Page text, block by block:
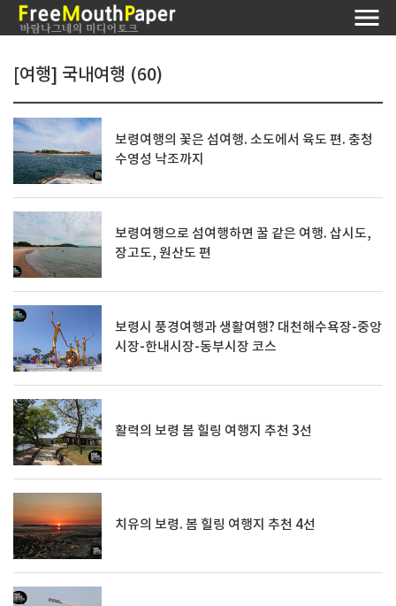
[여행] 국내여행 (60)
보령여행의 꽃은 섬여행. 소도에서 육도 편. 충청
수영성 낙조까지
보령여행으로 섬여행하면 꿀 같은 여행. 삽시도,
장고도, 원산도 편
보령시 풍경여행과 생활여행? 대천해수욕장-중앙
시장-한내시장-동부시장 코스
활력의 보령 봄 힐링 여행지 추천 3선
치유의 보령. 봄 힐링 여행지 추천 4선